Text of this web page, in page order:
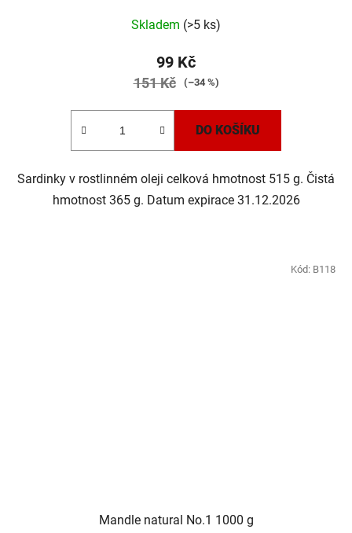
Skladem (>5 ks)
99 Kč
151 Kč (–34 %)
DO KOŠÍKU
Sardinky v rostlinném oleji celková hmotnost 515 g. Čistá
hmotnost 365 g. Datum expirace 31.12.2026
Mandle natural No.1 1000 g
Kód: B118